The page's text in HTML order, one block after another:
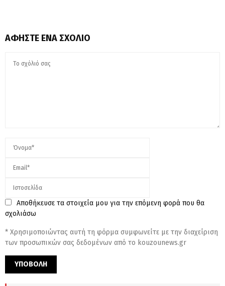
ΑΦΉΣΤΕ ΈΝΑ ΣΧΌΛΙΟ
Αποθήκευσε τα στοιχεία μου για την επόμενη φορά που θα
σχολιάσω
* Χρησιμοποιώντας αυτή τη φόρμα συμφωνείτε με την διαχείριση
των προσωπικών σας δεδομένων από το kouzounews.gr